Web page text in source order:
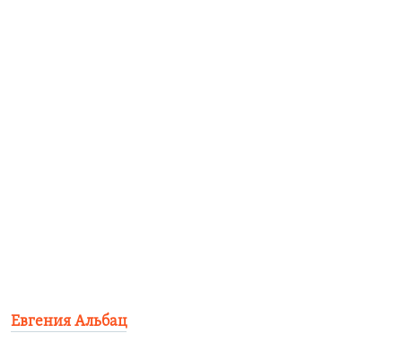
Евгения Альбац